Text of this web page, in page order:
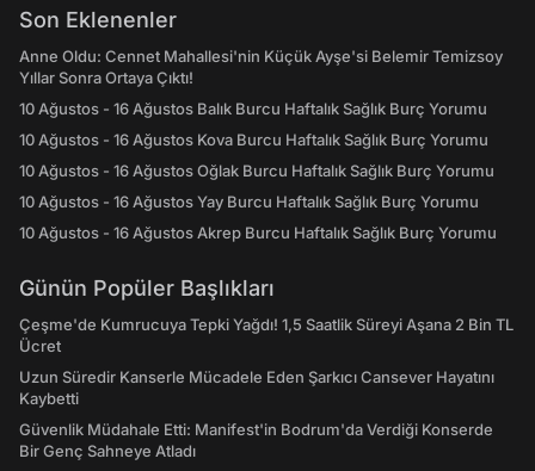
Son Eklenenler
Anne Oldu: Cennet Mahallesi'nin Küçük Ayşe'si Belemir Temizsoy
Yıllar Sonra Ortaya Çıktı!
10 Ağustos - 16 Ağustos Balık Burcu Haftalık Sağlık Burç Yorumu
10 Ağustos - 16 Ağustos Kova Burcu Haftalık Sağlık Burç Yorumu
10 Ağustos - 16 Ağustos Oğlak Burcu Haftalık Sağlık Burç Yorumu
10 Ağustos - 16 Ağustos Yay Burcu Haftalık Sağlık Burç Yorumu
10 Ağustos - 16 Ağustos Akrep Burcu Haftalık Sağlık Burç Yorumu
Günün Popüler Başlıkları
Çeşme'de Kumrucuya Tepki Yağdı! 1,5 Saatlik Süreyi Aşana 2 Bin TL
Ücret
Uzun Süredir Kanserle Mücadele Eden Şarkıcı Cansever Hayatını
Kaybetti
Güvenlik Müdahale Etti: Manifest'in Bodrum'da Verdiği Konserde
Bir Genç Sahneye Atladı